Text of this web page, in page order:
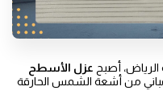
الرياض، أصبح عزل الأسطح
من أشعة الشمس الحارقة